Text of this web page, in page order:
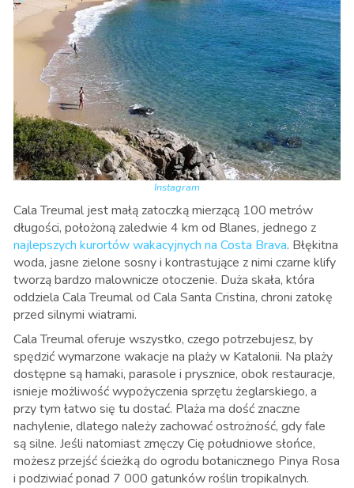
Instagram
Cala Treumal jest małą zatoczką mierzącą 100 metrów
długości, położoną zaledwie 4 km od Blanes, jednego z
najlepszych kurortów wakacyjnych na Costa Brava. Błękitna
woda, jasne zielone sosny i kontrastujące z nimi czarne klify
tworzą bardzo malownicze otoczenie. Duża skała, która
oddziela Cala Treumal od Cala Santa Cristina, chroni zatokę
przed silnymi wiatrami.
Cala Treumal oferuje wszystko, czego potrzebujesz, by
spędzić wymarzone wakacje na plaży w Katalonii. Na plaży
dostępne są hamaki, parasole i prysznice, obok restauracje,
isnieje możliwość wypożyczenia sprzętu żeglarskiego, a
przy tym łatwo się tu dostać. Plaża ma dość znaczne
nachylenie, dlatego należy zachować ostrożność, gdy fale
są silne. Jeśli natomiast zmęczy Cię południowe słońce,
możesz przejść ścieżką do ogrodu botanicznego Pinya Rosa
i podziwiać ponad 7 000 gatunków roślin tropikalnych.